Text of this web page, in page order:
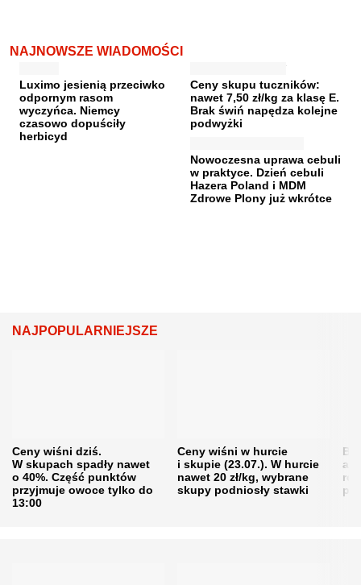
NAJNOWSZE WIADOMOŚCI
Luximo jesienią przeciwko
odpornym rasom
wyczyńca. Niemcy
czasowo dopuściły
herbicyd
Ceny skupu tuczników:
nawet 7,50 zł/kg za klasę E.
Brak świń napędza kolejne
podwyżki
Nowoczesna uprawa cebuli
w praktyce. Dzień cebuli
Hazera Poland i MDM
Zdrowe Plony już wkrótce
NAJPOPULARNIEJSZE
Ceny wiśni dziś.
W skupach spadły nawet
o 40%. Część punktów
przyjmuje owoce tylko do
13:00
Ceny wiśni w hurcie
i skupie (23.07.). W hurcie
nawet 20 zł/kg, wybrane
skupy podniosły stawki